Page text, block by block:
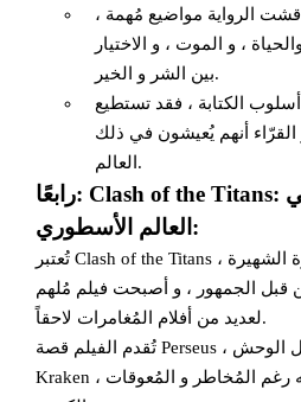
الرواية مواضيع مُهمة ،
، و الموت ، و الاختيار
بين الشر و الخير.
أسلوب الكتابة ، فقد تستطيع J.K. Rowling أن تُخلق
أنهم يُعيشون في ذلك
العالم.
رابعًا: Clash of the Titans: مُغامرةٌ مُثيرة في
العالم الأسطوري:
تُعتبر Clash of the Titans من أفلام الخيال و المغامرة الشهيرة ،
الجمهور ، و أصبحت فيلم مُلهم
لعديد من أفلام المُغامرات لاحقاً.
تُقدم الفيلم قصة Perseus ، بطل أسطوري يُكلّف بقتل الوحش
Kraken ، و يُحاول إنجاز مُهمته رغم المُخاطر و المُعوقات